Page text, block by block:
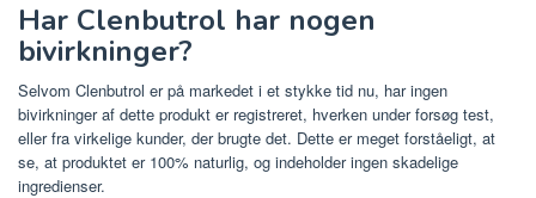
Har Clenbutrol har nogen
bivirkninger?
Selvom Clenbutrol er på markedet i et stykke tid nu, har ingen
bivirkninger af dette produkt er registreret, hverken under forsøg test,
eller fra virkelige kunder, der brugte det. Dette er meget forståeligt, at
se, at produktet er 100% naturlig, og indeholder ingen skadelige
ingredienser.